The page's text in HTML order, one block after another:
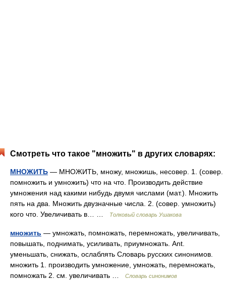
Смотреть что такое "множить" в других словарях:
МНОЖИТЬ — МНОЖИТЬ, множу, множишь, несовер. 1. (совер.
помножить и умножить) что на что. Производить действие
умножения над какими нибудь двумя числами (мат.). Множить
пять на два. Множить двузначные числа. 2. (совер. умножить)
кого что. Увеличивать в… …
Толковый словарь Ушакова
множить — умножать, помножать, перемножать, увеличивать,
повышать, поднимать, усиливать, приумножать. Ant.
уменьшать, снижать, ослаблять Словарь русских синонимов.
множить 1. производить умножение, умножать, перемножать,
помножать 2. см. увеличивать …
Словарь синонимов